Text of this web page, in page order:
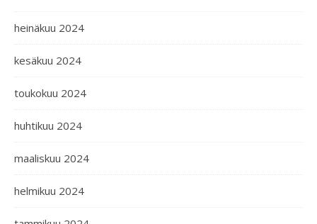
heinäkuu 2024
kesäkuu 2024
toukokuu 2024
huhtikuu 2024
maaliskuu 2024
helmikuu 2024